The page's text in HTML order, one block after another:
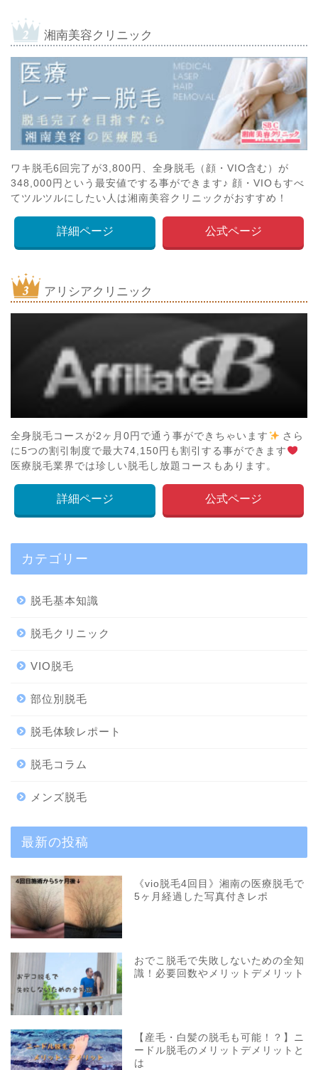
湘南美容クリニック
ワキ脱毛6回完了が3,800円、全身脱毛（顔・VIO含む）が
348,000円という最安値でする事ができます♪ 顔・VIOもすべ
てツルツルにしたい人は湘南美容クリニックがおすすめ！
詳細ページ 公式ページ
アリシアクリニック
全身脱毛コースが2ヶ月0円で通う事ができちゃいます
さら
に5つの割引制度で最大74,150円も割引する事ができます
医療脱毛業界では珍しい脱毛し放題コースもあります。
詳細ページ 公式ページ
カテゴリー
脱毛基本知識
脱毛クリニック
VIO脱毛
部位別脱毛
脱毛体験レポート
脱毛コラム
メンズ脱毛
最新の投稿
《vio脱毛4回目》湘南の医療脱毛で
5ヶ月経過した写真付きレポ
おでこ脱毛で失敗しないための全知
識！必要回数やメリットデメリット
【産毛・白髪の脱毛も可能！？】ニ
ードル脱毛のメリットデメリットと
は